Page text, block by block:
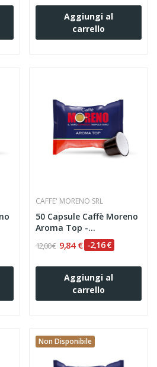
Aggiungi al
carrello
CAFFE' MORENO SRL
50 Capsule Caffè Moreno
Aroma Top -
Compatibili...
12,00 € 9,84 € -2,16 €
Aggiungi al
carrello
Non Disponibile